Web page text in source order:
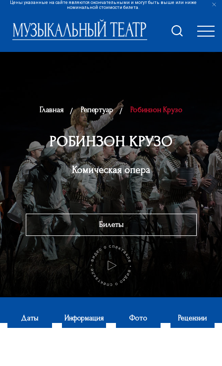
Цены указанные на сайте являются окончательными и могут быть выше или ниже
номинальной стоимости билета.
Главная Репертуар Робинзон Крузо
РОБИНЗОН КРУЗО
Комическая опера
Билеты
Даты Информация Фото Рецензии